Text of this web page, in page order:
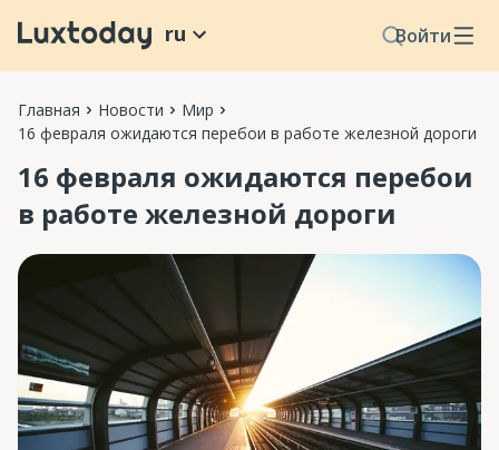
Войти
ru
Главная Новости
Мир
16 февраля ожидаются перебои в работе железной дороги
16 февраля ожидаются перебои
в работе железной дороги